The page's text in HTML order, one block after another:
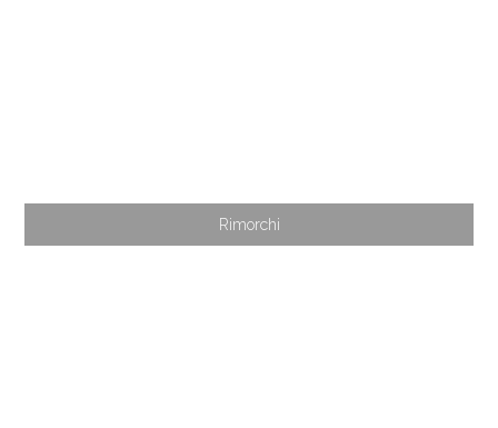
Rimorchi